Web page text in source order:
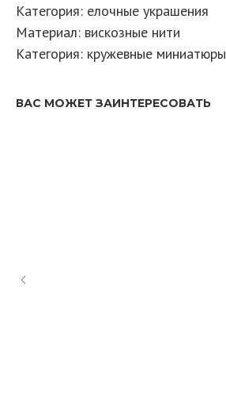
Категория: елочные украшения
Материал: вискозные нити
Категория: кружевные миниатюры
ВАС МОЖЕТ ЗАИНТЕРЕСОВАТЬ